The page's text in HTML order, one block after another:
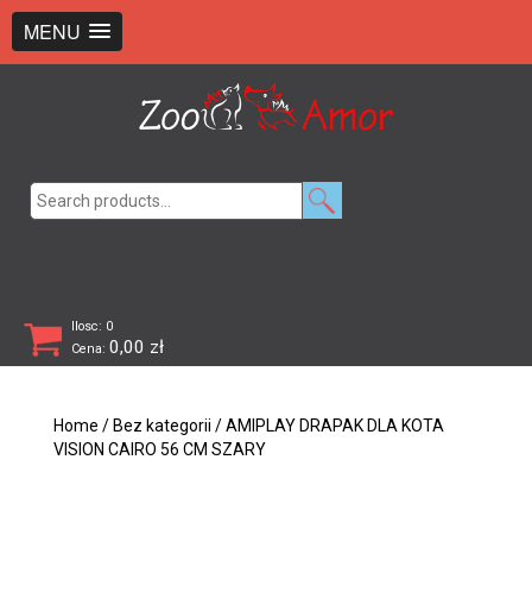
MENU
Ilosc: 0
Cena: 0,00 zł
Home / Bez kategorii / AMIPLAY DRAPAK DLA KOTA
VISION CAIRO 56 CM SZARY